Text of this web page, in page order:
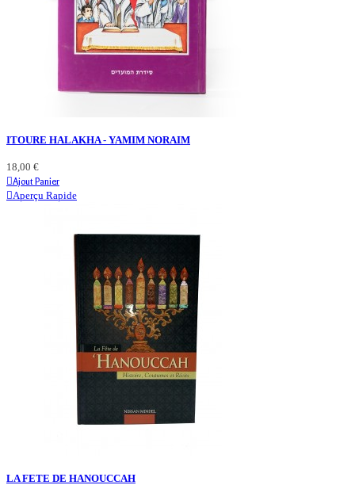
ITOURE HALAKHA - YAMIM NORAIM
18,00 €
Ajout Panier
Aperçu Rapide
LA FETE DE HANOUCCAH